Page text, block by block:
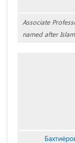
Associate
named after